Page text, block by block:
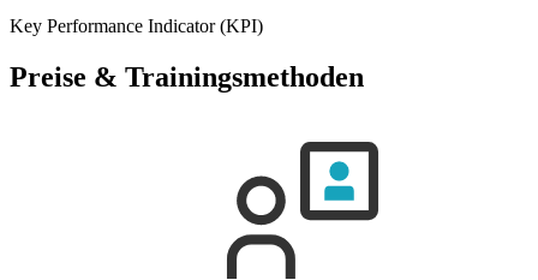
Key Performance Indicator (KPI)
Preise & Trainingsmethoden